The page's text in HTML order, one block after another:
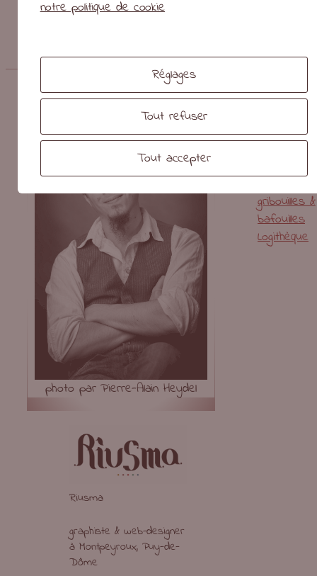
Portfolio/
photo par Pierre-Alain Heydel
Riusma
graphiste & web-designer
à Montpeyroux, Puy-de-
Dôme
gribouilles &
bafouilles
Logithèque
notre politique de cookie
Réglages
Tout refuser
Tout accepter